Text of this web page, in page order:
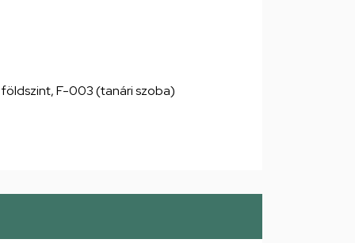
földszint, F-003 (tanári szoba)